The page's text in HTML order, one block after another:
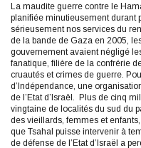
La maudite guerre contre le
planifiée minutieusement durant
sérieusement nos services du
de la bande de Gaza en 2005,
gouvernement avaient négligé
fanatique, filière de la confrérie
cruautés et crimes de guerre.
d’Indépendance, une
de l’Etat d’Israël. Plus de cinq
vingtaine de localités du sud du
des vieillards, femmes et
que Tsahal puisse intervenir à
de défense de l’Etat d’Israël a